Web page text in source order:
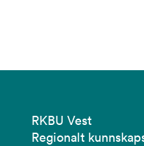
RKBU Vest
Regionalt